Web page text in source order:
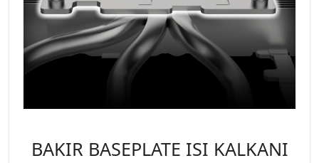
BAKIR BASEPLATE ISI KALKANI